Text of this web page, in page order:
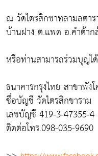
ณ วัดไตรสิกขาทลามลตา
บ้านฝาง ต.แพด อ.คำต้า
หรือท่านสามารถร่วมบุญไ
ธนาคารกรุงไทย สาขาพัง
ชื่อบัญชี วัดไตรสิกขาราม
เลขบัญชี 419-3-47355-4
ติดต่อโทร.098-035-9690